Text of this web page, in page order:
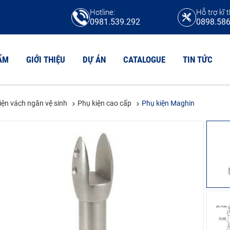
Hotline:
0981.539.292
Hỗ trợ kĩ
VỆ SINH COMPACT CDF
VỆ SINH COMPACT MAICA
VỆ SINH COMPACT FORMICA
GIỚI THIỆU DỰ ÁN CATALOGUE TIN TỨC
vách ngăn vệ sinh Phụ kiện cao cấp Phụ kiện Maghin